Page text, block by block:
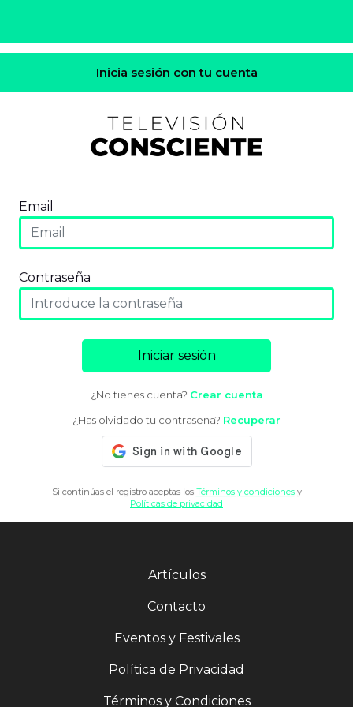
Inicia sesión con tu cuenta
Email
Contraseña
Iniciar sesión
¿No tienes cuenta? Crear cuenta
¿Has olvidado tu contraseña? Recuperar
Si continúas el registro aceptas los Términos y condicionesy
Políticas de privacidad
Artículos
Contacto
Eventos y Festivales
Política de Privacidad
Términos y Condiciones